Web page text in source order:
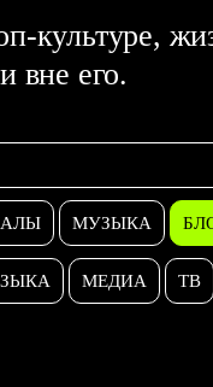
культуре,
вне его.
МУЗЫКА
МЕДИА ТВ